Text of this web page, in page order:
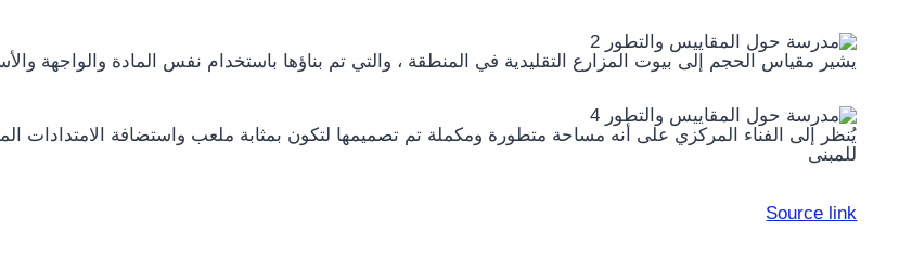
يشير مقياس الحجم إلى بيوت المزارع التقليدية في المنطقة ، والتي تم بناؤها باستخدام نفس المادة والواجهة
يُنظر إلى الفناء المركزي على أنه مساحة متطورة ومكملة تم تصميمها لتكون بمثابة ملعب واستضافة الامتدادات
للمبنى
Source link